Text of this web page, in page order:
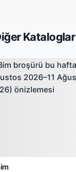
Kataloglar